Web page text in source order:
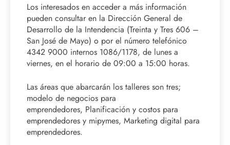
Los interesados en acceder a más información
pueden consultar en la Dirección General de
Desarrollo de la Intendencia (Treinta y Tres 606 –
San José de Mayo) o por el número telefónico
4342 9000 internos 1086/1178, de lunes a
viernes, en el horario de 09:00 a 15:00 horas.
Las áreas que abarcarán los talleres son tres;
modelo de negocios para
emprendedores, Planificación y costos para
emprendedores y mipymes, Marketing digital para
emprendedores.